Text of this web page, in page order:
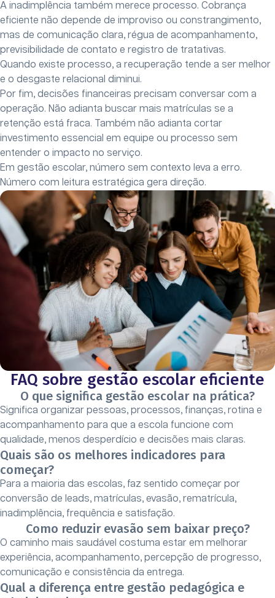
A inadimplência também merece processo. Cobrança
eficiente não depende de improviso ou constrangimento,
mas de comunicação clara, régua de acompanhamento,
previsibilidade de contato e registro de tratativas.
Quando existe processo, a recuperação tende a ser melhor
e o desgaste relacional diminui.
Por fim, decisões financeiras precisam conversar com a
operação. Não adianta buscar mais matrículas se a
retenção está fraca. Também não adianta cortar
investimento essencial em equipe ou processo sem
entender o impacto no serviço.
Em gestão escolar, número sem contexto leva a erro.
Número com leitura estratégica gera direção.
FAQ sobre gestão escolar eficiente
O que significa gestão escolar na prática?
Significa organizar pessoas, processos, finanças, rotina e
acompanhamento para que a escola funcione com
qualidade, menos desperdício e decisões mais claras.
Quais são os melhores indicadores para
começar?
Para a maioria das escolas, faz sentido começar por
conversão de leads, matrículas, evasão, rematrícula,
inadimplência, frequência e satisfação.
Como reduzir evasão sem baixar preço?
O caminho mais saudável costuma estar em melhorar
experiência, acompanhamento, percepção de progresso,
comunicação e consistência da entrega.
Qual a diferença entre gestão pedagógica e